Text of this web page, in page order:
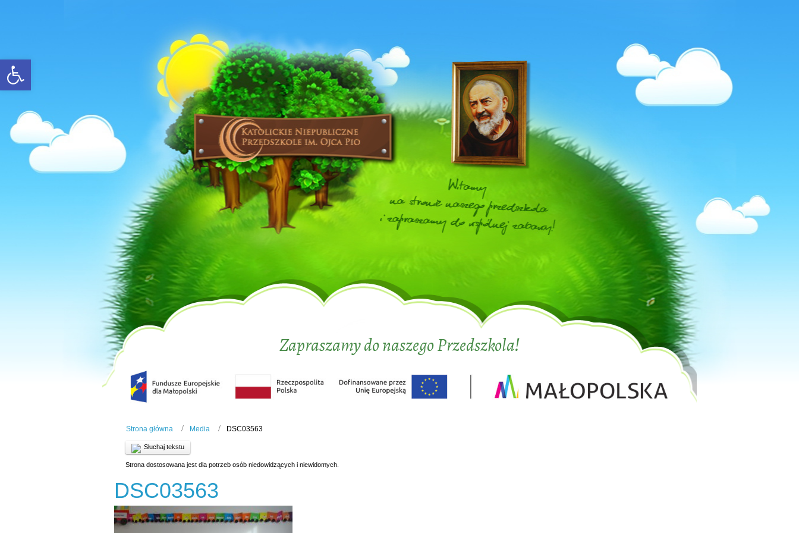
Open toolbar
Zapraszamy do naszego Przedszkola!
Strona główna Media DSC03563
Słuchaj tekstu
Strona dostosowana jest dla potrzeb osób niedowidzących i niewidomych.
DSC03563